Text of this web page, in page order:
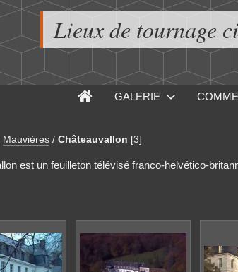
Lieux de tournage
GALERIE
Mauvières / Châteauvallon [3]
est un feuilleton télévisé franco-helvético-